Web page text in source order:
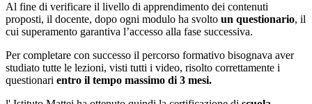
Al fine di verificare il livello di apprendimento dei contenuti
proposti, il docente, dopo ogni modulo ha svolto un questionario, il
cui superamento garantiva l’accesso alla fase successiva.
Per completare con successo il percorso formativo bisognava aver
studiato tutte le lezioni, visti tutti i video, risolto correttamente i
questionari entro il tempo massimo di 3 mesi.